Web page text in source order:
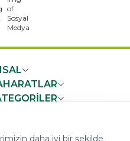
daha iyi bir şekilde